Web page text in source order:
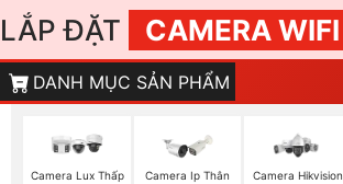
LẮP ĐẶT CAMERA WIFI
DANH MỤC SẢN PHẨM
Camera Lux Thấp
Camera Ip Thân
Camera Hikvision